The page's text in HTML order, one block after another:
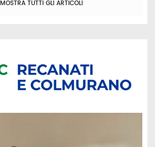
MOSTRA TUTTI GLI ARTICOLI